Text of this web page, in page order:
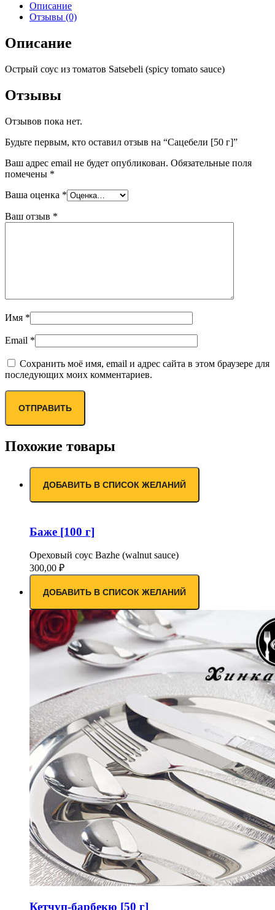
Описание
Отзывы (0)
Описание
Острый соус из томатов Satsebeli (spicy tomato sauce)
Отзывы
Отзывов пока нет.
Будьте первым, кто оставил отзыв на “Сацебели [50 г]”
Ваш адрес email не будет опубликован. Обязательные поля
помечены *
Ваша оценка *
Ваш отзыв *
Имя *
Email *
Сохранить моё имя, email и адрес сайта в этом браузере для
последующих моих комментариев.
Похожие товары
ДОБАВИТЬ В СПИСОК ЖЕЛАНИЙ
Баже [100 г]
Ореховый соус Bazhe (walnut sauce)
300,00 ₽
ДОБАВИТЬ В СПИСОК ЖЕЛАНИЙ
Кетчуп-барбекю [50 г]